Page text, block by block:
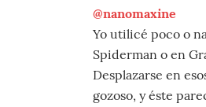
@nanomaxine
Yo utilicé poco o
Spiderman o en
Desplazarse en
gozoso, y éste